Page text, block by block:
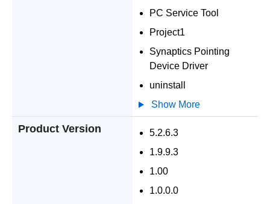
PC Service Tool
Project1
Synaptics Pointing
Device Driver
uninstall
Show More
Product Version
5.2.6.3
1.9.9.3
1.00
1.0.0.0